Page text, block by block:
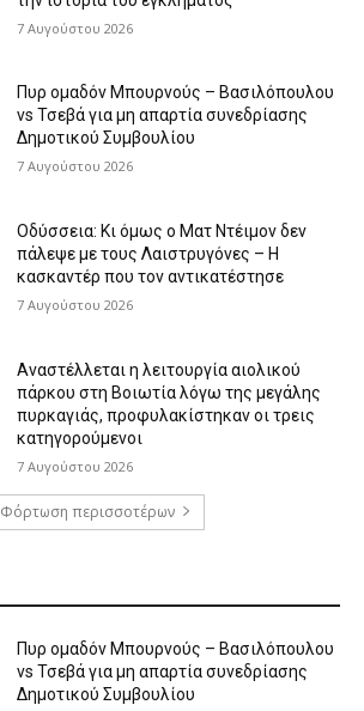
7 Αυγούστου 2026
Πυρ ομαδόν Μπουρνούς – Βασιλόπουλου
vs Τσεβά για μη απαρτία συνεδρίασης
Δημοτικού Συμβουλίου
7 Αυγούστου 2026
Οδύσσεια: Κι όμως ο Ματ Ντέιμον δεν
πάλεψε με τους Λαιστρυγόνες – Η
κασκαντέρ που τον αντικατέστησε
7 Αυγούστου 2026
Αναστέλλεται η λειτουργία αιολικού
πάρκου στη Βοιωτία λόγω της μεγάλης
πυρκαγιάς, προφυλακίστηκαν οι τρεις
κατηγορούμενοι
7 Αυγούστου 2026
Φόρτωση περισσοτέρων
Πυρ ομαδόν Μπουρνούς – Βασιλόπουλου
vs Τσεβά για μη απαρτία συνεδρίασης
Δημοτικού Συμβουλίου